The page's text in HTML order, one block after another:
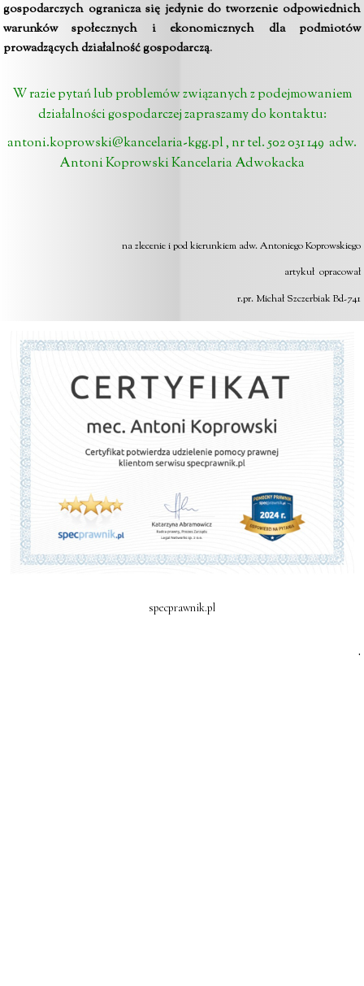
gospodarczych ogranicza się jedynie do tworzenie odpowiednich
warunków społecznych i ekonomicznych dla podmiotów
prowadzących działalność gospodarczą.
W razie pytań lub problemów związanych z podejmowaniem
działalności gospodarczej zapraszamy do kontaktu:
antoni.koprowski@kancelaria-kgg.pl, nr tel. 502 031 149 adw.
Antoni Koprowski Kancelaria Adwokacka
na zlecenie i pod kierunkiem adw. Antoniego Koprowskiego
artykuł opracował
r.pr. Michał Szczerbiak Bd-741
specprawnik.pl
.